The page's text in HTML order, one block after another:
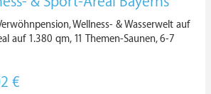
Wellness- & Wasserwelt auf
auf 1.380 qm, 11 Themen-Saunen, 6-7
€